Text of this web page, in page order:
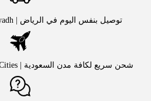
توصيل بنفس اليوم في الرياض | Same day delivery in Riyadh
شحن سريع لكافة مدن السعودية | Fast Shipping To All Saudi Cities